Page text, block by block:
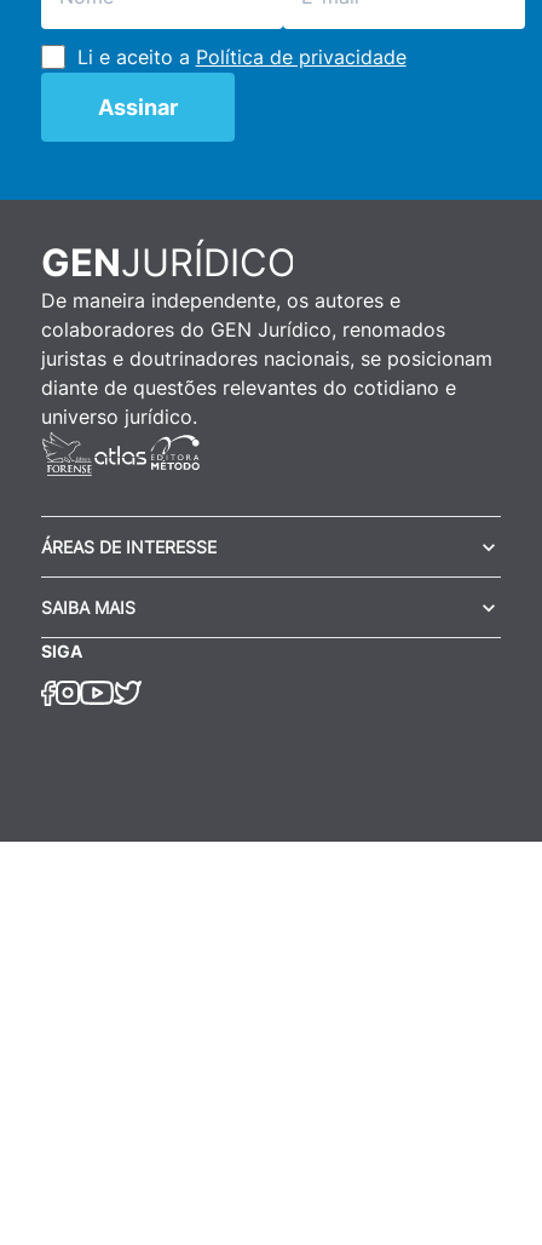
Li e aceito a Política de privacidade
GENJURÍDICO
De maneira independente, os autores e
colaboradores do GEN Jurídico, renomados
juristas e doutrinadores nacionais, se posicionam
diante de questões relevantes do cotidiano e
universo jurídico.
ÁREAS DE INTERESSE
SAIBA MAIS
SIGA